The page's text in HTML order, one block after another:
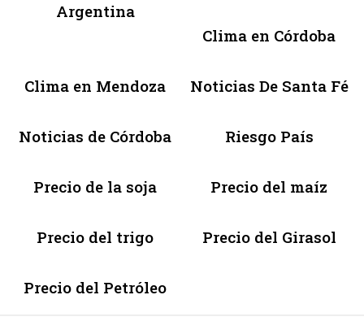
Argentina
Clima en Córdoba
Clima en Mendoza Noticias De Santa Fé
Noticias de Córdoba Riesgo País
Precio de la soja Precio del maíz
Precio del trigo Precio del Girasol
Precio del Petróleo